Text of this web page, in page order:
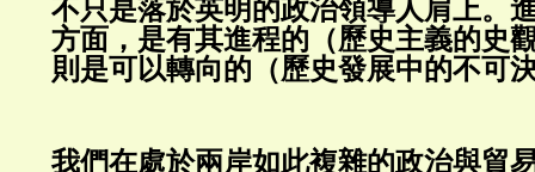
不只是落於英明的政治領導人肩上。
方面，是有其進程的（歷史主義的史
則是可以轉向的（歷史發展中的不可
我們在處於兩岸如此複雜的政治與貿